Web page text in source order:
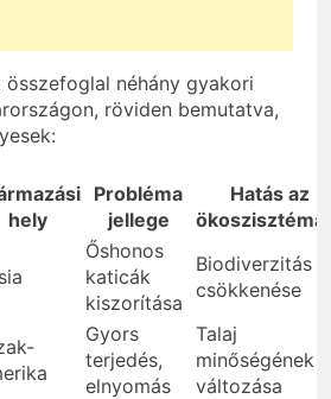
néhány gyakori
röviden bemutatva,
hely
Probléma
jellege
Hatás az
Őshonos
katicák
kiszorítása
Biodiverzitás
csökkenése
Gyors
terjedés,
elnyomás
Talaj
minőségének
változása